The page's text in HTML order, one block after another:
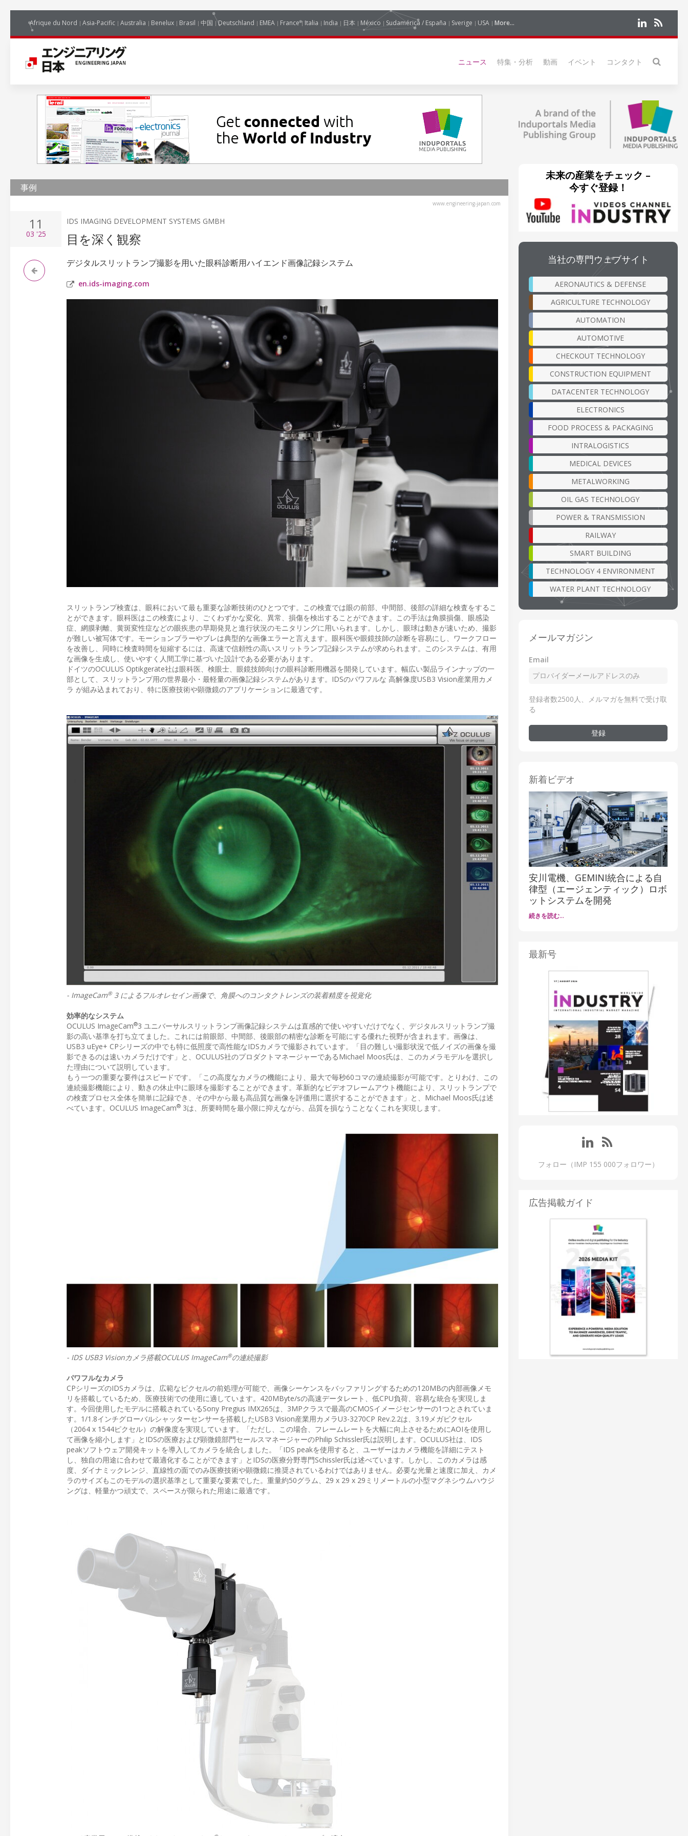
Afrique du Nord Asia-Pacific Australia Benelux Brasil 中国 Deutschland EMEA France Italia India 日本 México Sudamérica / España Sverige USA More...
ニュース 特集・分析 動画 イベント コンタクト
事例
www.engineering-japan.com
11
03 '25
IDS IMAGING DEVELOPMENT SYSTEMS GMBH
目を深く観察
デジタルスリットランプ撮影を用いた眼科診断用ハイエンド画像記録システム
en.ids-imaging.com
スリットランプ検査は、眼科において最も重要な診断技術のひとつです。この検査では眼の前部、中間部、後部の詳細な検査をするこ
とができます。眼科医はこの検査により、ごくわずかな変化、異常、損傷を検出することができます。この手法は角膜損傷、眼感染
症、網膜剥離、黄斑変性症などの眼疾患の早期発見と進行状況のモニタリングに用いられます。しかし、眼球は動きが速いため、撮影
が難しい被写体です。モーションブラーやブレは典型的な画像エラーと言えます。眼科医や眼鏡技師の診断を容易にし、ワークフロー
を改善し、同時に検査時間を短縮するには、高速で信頼性の高いスリットランプ記録システムが求められます。このシステムは、有用
な画像を生成し、使いやすく人間工学に基づいた設計である必要があります。
ドイツのOCULUS Optikgeräte社は眼科医、検眼士、眼鏡技師向けの眼科診断用機器を開発しています。幅広い製品ラインナップの一
部として、スリットランプ用の世界最小・最軽量の画像記録システムがあります。IDSのパワフルな 高解像度USB3 Vision産業用カメ
ラ が組み込まれており、特に医療技術や顕微鏡のアプリケーションに最適です。
- ImageCam®3 によるフルオレセイン画像で、角膜へのコンタクトレンズの装着精度を視覚化
効率的なシステム
OCULUS ImageCam®3 ユニバーサルスリットランプ画像記録システムは直感的で使いやすいだけでなく、デジタルスリットランプ撮
影の高い基準を打ち立てました。これには前眼部、中間部、後眼部の精密な診断を可能にする優れた視野が含まれます。画像は、
USB3 uEye+ CPシリーズの中でも特に低照度で高性能なIDSカメラで撮影されています。「目の難しい撮影状況で低ノイズの画像を撮
影できるのは速いカメラだけです」と、OCULUS社のプロダクトマネージャーであるMichael Moos氏は、このカメラモデルを選択し
た理由について説明しています。
もう一つの重要な要件はスピードです。「この高度なカメラの機能により、最大で毎秒60コマの連続撮影が可能です。とりわけ、この
連続撮影機能により、動きの休止中に眼球を撮影することができます。革新的なビデオフレームアウト機能により、スリットランプで
の検査プロセス全体を簡単に記録でき、その中から最も高品質な画像を評価用に選択することができます」と、Michael Moos氏は述
べています。OCULUS ImageCam® 3は、所要時間を最小限に抑えながら、品質を損なうことなくこれを実現します。
- IDS USB3 Visionカメラ搭載OCULUS ImageCam®の連続撮影
パワフルなカメラ
CPシリーズのIDSカメラは、広範なピクセルの前処理が可能で、画像シーケンスをバッファリングするための120MBの内部画像メモ
リを搭載しているため、医療技術での使用に適しています。420MByte/sの高速データレート、低CPU負荷、容易な統合を実現しま
す。今回使用したモデルに搭載されているSony Pregius IMX265は、3MPクラスで最高のCMOSイメージセンサーの1つとされていま
す。1/1.8インチグローバルシャッターセンサーを搭載したUSB3 Vision産業用カメラU3-3270CP Rev.2.2は、3.19メガピクセル
（2064 x 1544ピクセル）の解像度を実現しています。「ただし、この場合、フレームレートを大幅に向上させるためにAOIを使用し
て画像を縮小します」とIDSの医療および顕微鏡部門セールスマネージャーのPhilip Schissler氏は説明します。OCULUS社は、IDS
peakソフトウェア開発キットを導入してカメラを統合しました。「IDS peakを使用すると、ユーザーはカメラ機能を詳細にテスト
し、独自の用途に合わせて最適化することができます」とIDSの医療分野専門Schissler氏は述べています。しかし、このカメラは感
度、ダイナミックレンジ、直線性の面でのみ医療技術や顕微鏡に推奨されているわけではありません。必要な光量と速度に加え、カメ
ラのサイズもこのモデルの選択基準として重要な要素でした。重量約50グラム、29 x 29 x 29ミリメートルの小型マグネシウムハウジ
ングは、軽量かつ頑丈で、スペースが限られた用途に最適です。
未来の産業をチェック –
今すぐ登録！
当社の専門ウェブサイト
AERONAUTICS & DEFENSE
AGRICULTURE TECHNOLOGY
AUTOMATION
AUTOMOTIVE
CHECKOUT TECHNOLOGY
CONSTRUCTION EQUIPMENT
DATACENTER TECHNOLOGY
ELECTRONICS
FOOD PROCESS & PACKAGING
INTRALOGISTICS
MEDICAL DEVICES
METALWORKING
OIL GAS TECHNOLOGY
POWER & TRANSMISSION
RAILWAY
SMART BUILDING
TECHNOLOGY 4 ENVIRONMENT
WATER PLANT TECHNOLOGY
メールマガジン
Email
登録者数2500人、メルマガを無料で受け取
る
登録
新着ビデオ
安川電機、GEMINI統合による自
律型（エージェンティック）ロボ
ットシステムを開発
続きを読む…
最新号
フォロー（IMP 155 000フォロワー）
広告掲載ガイド